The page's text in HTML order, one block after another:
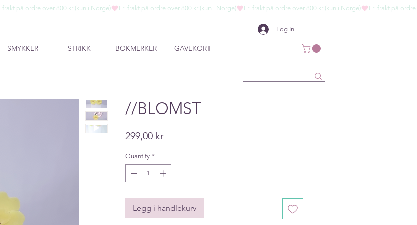
SMYKKER STRIKK BOKMERKER GAVEKORT
Log In
//BLOMST
299,00 krPrice
Quantity *
Legg i handlekurv